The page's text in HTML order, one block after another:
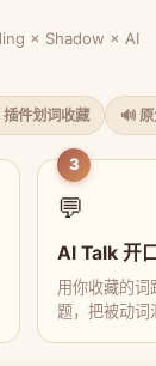
× Shadow × AI
件划词收藏 🔊
3
💬
AI Talk 开
用你收藏的词
题，把被动词